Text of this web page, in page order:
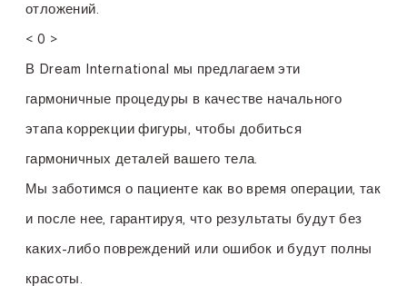
отложений.
< 0 >
В Dream International мы предлагаем эти
гармоничные процедуры в качестве начального
этапа коррекции фигуры, чтобы добиться
гармоничных деталей вашего тела.
Мы заботимся о пациенте как во время операции, так
и после нее, гарантируя, что результаты будут без
каких-либо повреждений или ошибок и будут полны
красоты.